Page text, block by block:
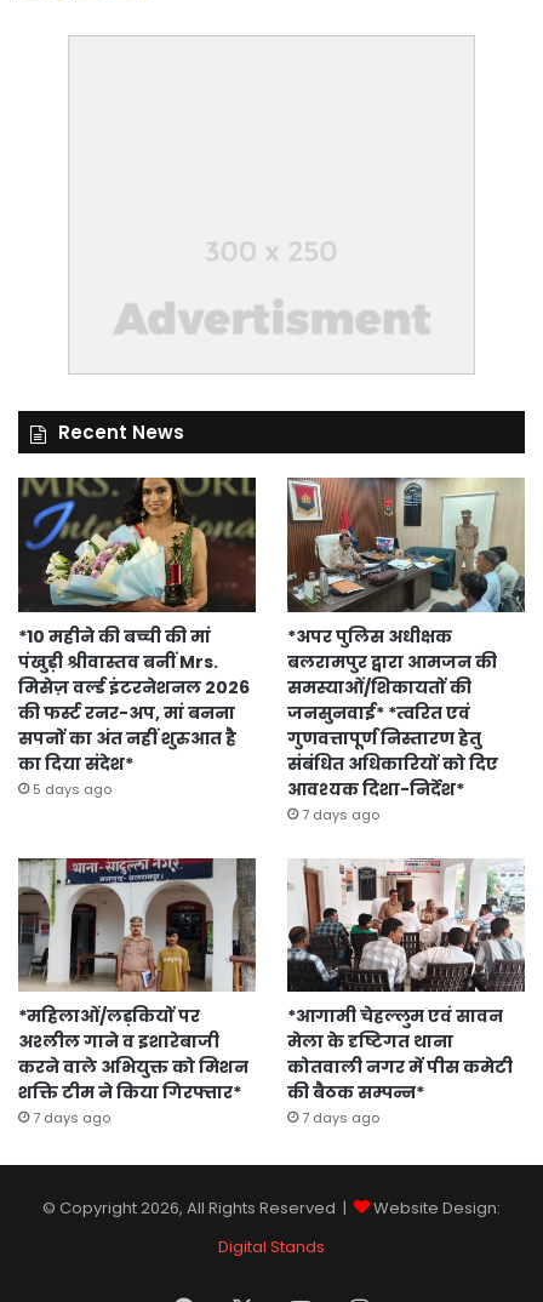
Recent News
*10 महीने की बच्ची की मां
पंखुड़ी श्रीवास्तव बनीं Mrs.
मिसेज़ वर्ल्ड इंटरनेशनल 2026
की फर्स्ट रनर-अप, मां बनना
सपनों का अंत नहीं शुरुआत है
का दिया संदेश*
5 days ago
*अपर पुलिस अधीक्षक
बलरामपुर द्वारा आमजन की
समस्याओं/शिकायतों की
जनसुनवाई* *त्वरित एवं
गुणवत्तापूर्ण निस्तारण हेतु
संबंधित अधिकारियों को दिए
आवश्यक दिशा-निर्देश*
7 days ago
*महिलाओं/लड़कियों पर
अश्लील गाने व इशारेबाजी
करने वाले अभियुक्त को मिशन
शक्ति टीम ने किया गिरफ्तार*
7 days ago
*आगामी चेहल्लुम एवं सावन
मेला के दृष्टिगत थाना
कोतवाली नगर में पीस कमेटी
की बैठक सम्पन्न*
7 days ago
© Copyright 2026, All Rights Reserved |
Website Design:
Digital Stands